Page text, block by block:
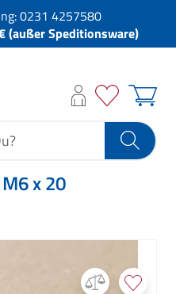
0231 4257580
(außer Speditionsware)
x 20